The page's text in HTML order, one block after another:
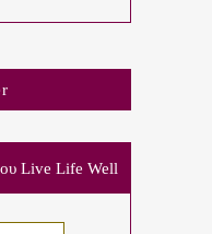
Live Life Well